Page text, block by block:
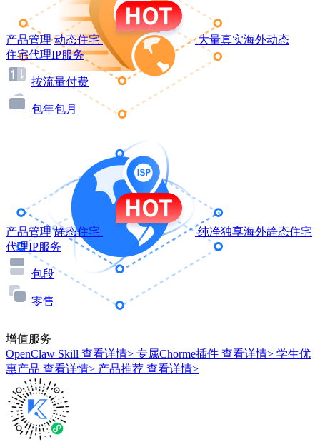
产品管理 动态住宅
大量真实海外动态
住宅代理IP服务
按流量付费
包年包月
产品管理 静态住宅
纯净独享海外静态住宅
代理IP服务
包段
零售
增值服务
OpenClaw Skill 查看详情> 专属Chorme插件 查看详情> 学生优
惠产品 查看详情> 产品推荐 查看详情>